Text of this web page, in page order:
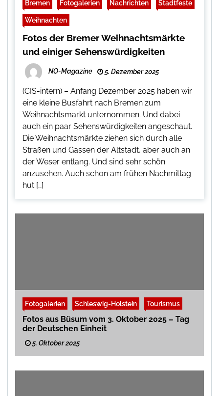
Bremen Fotogalerien Nachrichten Stadtfeste
Weihnachten
Fotos der Bremer Weihnachtsmärkte
und einiger Sehenswürdigkeiten
NO-Magazine 5. Dezember 2025
(CIS-intern) – Anfang Dezember 2025 haben wir
eine kleine Busfahrt nach Bremen zum
Weihnachtsmarkt unternommen. Und dabei
auch ein paar Sehenswürdigkeiten angeschaut.
Die Weihnachtsmärkte ziehen sich durch alle
Straßen und Gassen der Altstadt, aber auch an
der Weser entlang. Und sind sehr schön
anzusehen. Auch schon am frühen Nachmittag
hut […]
Fotogalerien Schleswig-Holstein Tourismus
Fotos aus Büsum vom 3. Oktober 2025 – Tag
der Deutschen Einheit
5. Oktober 2025